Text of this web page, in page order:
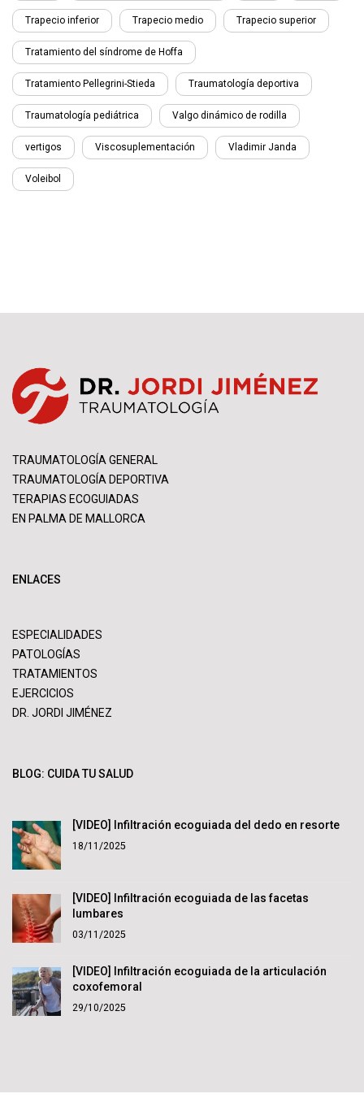
Trapecio inferior Trapecio medio Trapecio superior
Tratamiento del síndrome de Hoffa
Tratamiento Pellegrini-Stieda Traumatología deportiva
Traumatología pediátrica Valgo dinámico de rodilla
vertigos Viscosuplementación Vladimir Janda
Voleibol
TRAUMATOLOGÍA GENERAL
TRAUMATOLOGÍA DEPORTIVA
TERAPIAS ECOGUIADAS
EN PALMA DE MALLORCA
ENLACES
ESPECIALIDADES
PATOLOGÍAS
TRATAMIENTOS
EJERCICIOS
DR. JORDI JIMÉNEZ
BLOG: CUIDA TU SALUD
[VIDEO] Infiltración ecoguiada del dedo en resorte
18/11/2025
[VIDEO] Infiltración ecoguiada de las facetas
lumbares
03/11/2025
[VIDEO] Infiltración ecoguiada de la articulación
coxofemoral
29/10/2025